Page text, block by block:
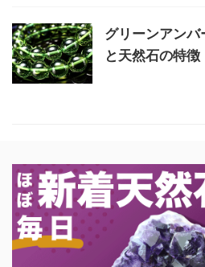
グリーンアン
と天然石の特徴